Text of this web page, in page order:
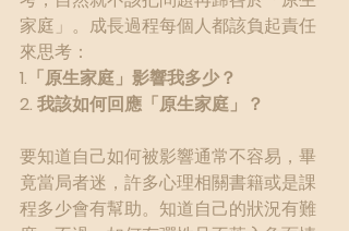
家庭」。成長過程每個人都該負起責任
來思考：
1.「原生家庭」影響我多少？
2. 我該如何回應「原生家庭」？
要知道自己如何被影響通常不容易，畢
竟當局者迷，許多心理相關書籍或是課
程多少會有幫助。知道自己的狀況有難